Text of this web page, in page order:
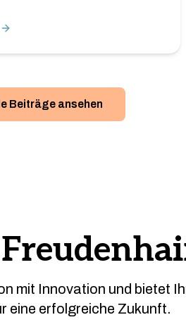
Beiträge ansehen
mit Innovation und bietet
eine erfolgreiche Zukunft.